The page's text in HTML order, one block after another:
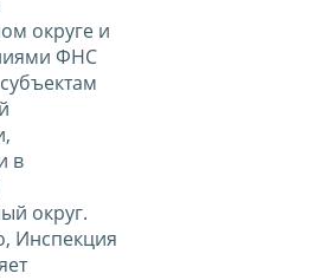
округе и
ФНС
в
округ.
Инспекция